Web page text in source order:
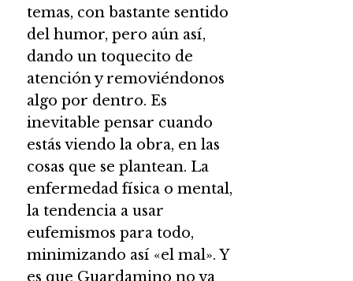
temas, con bastante sentido
del humor, pero aún así,
dando un toquecito de
atención y removiéndonos
algo por dentro. Es
inevitable pensar cuando
estás viendo la obra, en las
cosas que se plantean. La
enfermedad física o mental,
la tendencia a usar
eufemismos para todo,
minimizando así «el mal». Y
es que Guardamino no va